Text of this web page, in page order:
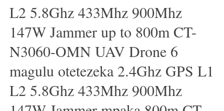
L2 5.8Ghz 433Mhz 900Mhz
147W Jammer up to 800m CT-
N3060-OMN UAV Drone 6
magulu otetezeka 2.4Ghz GPS L1
L2 5.8Ghz 433Mhz 900Mhz